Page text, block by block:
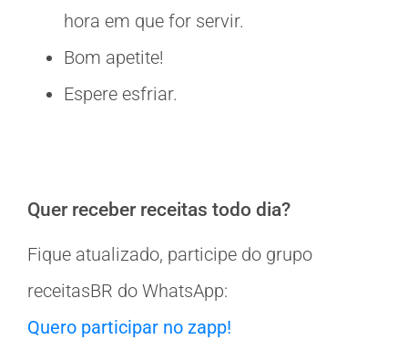
hora em que for servir.
Bom apetite!
Espere esfriar.
Quer receber receitas todo dia?
Fique atualizado, participe do grupo
receitasBR do WhatsApp:
Quero participar no zapp!